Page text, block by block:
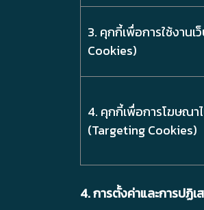
3. คุกกี้เพื่อการใช้งาน
Cookies)
4. คุกกี้เพื่อการโฆษณา
(Targeting Cookies)
4. การตั้งค่าและการปฏิ